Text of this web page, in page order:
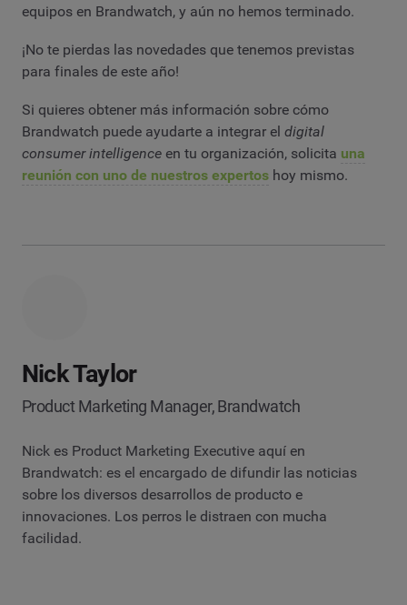
equipos en Brandwatch, y aún no hemos terminado.
¡No te pierdas las novedades que tenemos previstas
para finales de este año!
Si quieres obtener más información sobre cómo
Brandwatch puede ayudarte a integrar el digital
consumer intelligence en tu organización, solicita una
reunión con uno de nuestros expertos hoy mismo.
Nick Taylor
Product Marketing Manager, Brandwatch
Nick es Product Marketing Executive aquí en
Brandwatch: es el encargado de difundir las noticias
sobre los diversos desarrollos de producto e
innovaciones. Los perros le distraen con mucha
facilidad.